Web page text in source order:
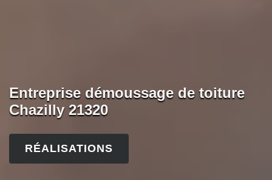
Entreprise démoussage de toiture
Chazilly 21320
RÉALISATIONS